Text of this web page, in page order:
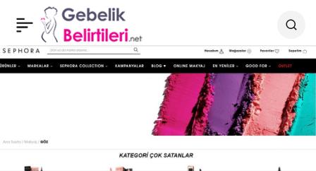
New Balance ve Nike
Spor Ayakkabı Alacaklara
Paylaş